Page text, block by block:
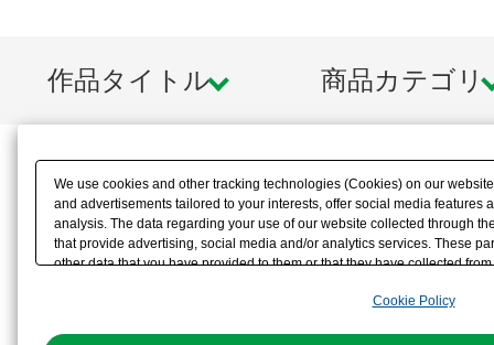
作品タイトル 商品カテゴリ
We use cookies and other tracking technologies (Cookies) on our
and advertisements tailored to your interests, offer social media features
analysis. The data regarding your use of our website collected through
that provide advertising, social media and/or analytics services. These
other data that you have provided to them or that they have collected
the use of all Cookies except for Strictly Necessary Cookies, please
Cookie Policy